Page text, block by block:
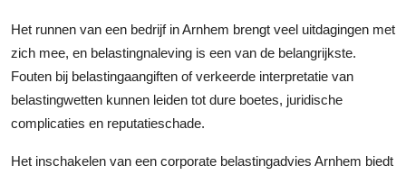
Finance
Tech
Het runnen van een bedrijf in Arnhem brengt veel uitdagingen met
zich mee, en belastingnaleving is een van de belangrijkste.
Fouten bij belastingaangiften of verkeerde interpretatie van
belastingwetten kunnen leiden tot dure boetes, juridische
complicaties en reputatieschade.
Het inschakelen van een corporate belastingadvies Arnhem biedt